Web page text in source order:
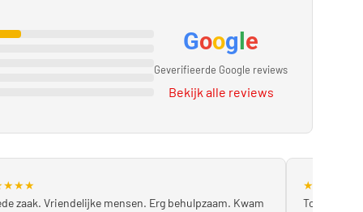
Google
Geverifieerde Google reviews
Bekijk alle reviews
★★★
zaak. Vriendelijke mensen. Erg behulpzaam. Kwam
★
Topservice!